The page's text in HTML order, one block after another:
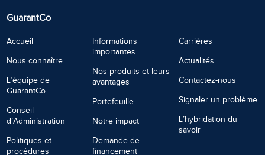
GuarantCo
Accueil
Nous connaître
L’équipe de
GuarantCo
Conseil
d’Administration
Politiques et
procédures
Informations
importantes
Nos produits et leurs
avantages
Portefeuille
Notre impact
Demande de
financement
Carrières
Actualités
Contactez-nous
Signaler un problème
L’hybridation du
savoir